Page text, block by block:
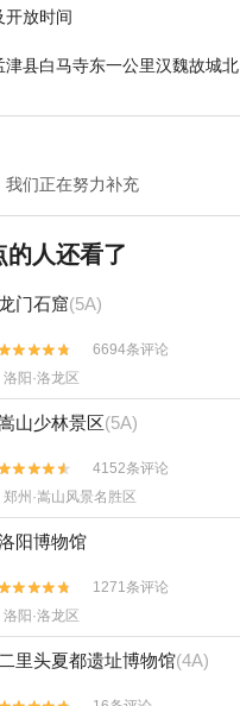
开放时间
津县白马寺东一公里汉魏故城北
我们正在努力补充
的人还看了
门石窟(5A)
6694条评论
洛阳·洛龙区
山少林景区(5A)
4152条评论
郑州·嵩山风景名胜区
阳博物馆
1271条评论
洛阳·洛龙区
二里头夏都遗址博物馆(4A)